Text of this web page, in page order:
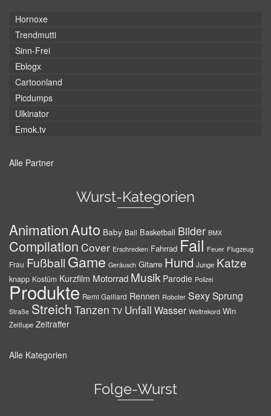
Hornoxe
Trendmutti
Sinn-Frei
Eblogx
Cartoonland
Picdumps
Ulkinator
Emok.tv
Alle Partner
Wurst-Kategorien
AnimationAuto Baby Ball Basketball Bilder BMX
Compilation Cover Erschrecken Fahrrad Fail Feuer Flugzeug
Frau Fußball Game Geräusch Gitarre Hund Junge Katze
knapp Kostüm Kurzfilm Motorrad Musik Parodie Polizei
Produkte Remi Gaillard Rennen Roboter SexySprung
Straße Streich Tanzen TV Unfall Wasser Weltrekord Win
Zeitlupe Zeitraffer
Alle Kategorien
Folge-Wurst